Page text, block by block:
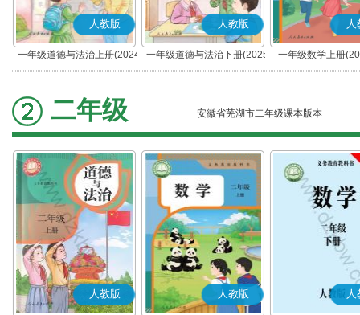
人教版
一年级道德与法治上册(2024
秋版)(部编版)
人教版
一年级道德与法治下册(2025
春版)(部编版)
人
一年级数学上册
二年级 安徽省芜湖市二年级课本版本
人教版 人教版 人